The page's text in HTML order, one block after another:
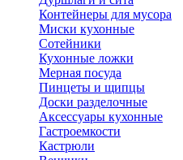
Контейнеры для мусора
Миски кухонные
Сотейники
Кухонные ложки
Мерная посуда
Пинцеты и щипцы
Доски разделочные
Аксессуары кухонные
Гастроемкости
Кастрюли